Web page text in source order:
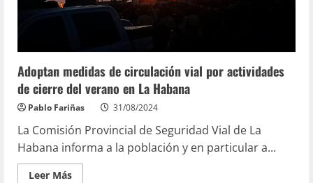
Adoptan medidas de circulación vial por actividades
de cierre del verano en La Habana
Pablo Fariñas 31/08/2024
La Comisión Provincial de Seguridad Vial de La
Habana informa a la población y en particular a...
Leer Más